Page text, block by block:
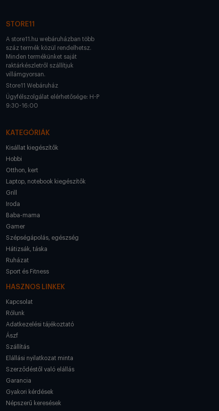
STORE11
A store11.hu webáruházban több
száz termék közül rendelhetsz.
Minden termékünket saját
raktárkészletről szállítjuk
villámgyorsan.
Store11 Webáruház
Ügyfélszolgálat elérhetősége: H-P
9:30-16:00
KATEGÓRIÁK
Kisállat kiegészítők
Hobbi
Otthon, kert
Laptop, notebook kiegészítők
Grill
Iroda
Baba-mama
Gamer
Szépségápolás, egészség
Hátizsák, táska
Ruházat
Sport és Fitness
HASZNOS LINKEK
Kapcsolat
Rólunk
Adatkezelési tájékoztató
Ászf
Szállítás
Elállási nyilatkozat minta
Szerződéstől való elállás
Garancia
Gyakori kérdések
Népszerű keresések